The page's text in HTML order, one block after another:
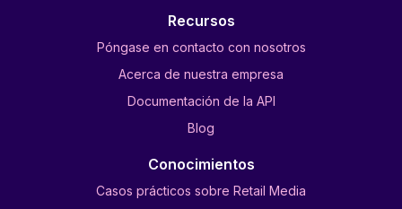
Recursos
Póngase en contacto con nosotros
Acerca de nuestra empresa
Documentación de la API
Blog
Conocimientos
Casos prácticos sobre Retail Media